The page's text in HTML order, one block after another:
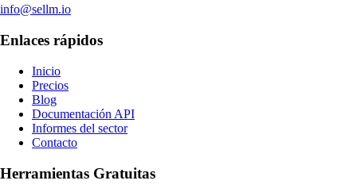
info@sellm.io
Enlaces rápidos
Inicio
Precios
Blog
Documentación API
Informes del sector
Contacto
Herramientas Gratuitas